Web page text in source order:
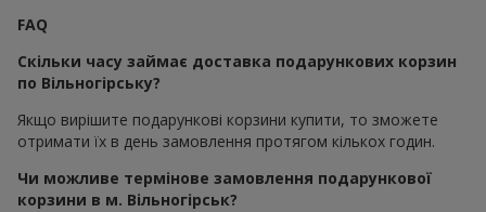
FAQ
Скільки часу займає доставка подарункових корзин
по Вільногірську?
Якщо вирішите подарункові корзини купити, то зможете
отримати їх в день замовлення протягом кількох годин.
Чи можливе термінове замовлення подарункової
корзини в м. Вільногірськ?